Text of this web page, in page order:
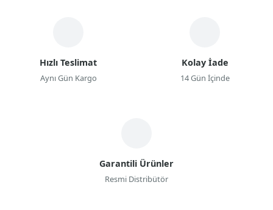
Hızlı Teslimat
Aynı Gün Kargo
Kolay İade
14 Gün İçinde
Garantili Ürünler
Resmi Distribütör